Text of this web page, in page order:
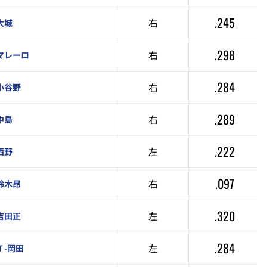
城 右 .245
レーロ 右 .298
谷野 右 .284
島 右 .289
野 左 .222
木昂 右 .097
田正 左 .320
-岡田 左 .284